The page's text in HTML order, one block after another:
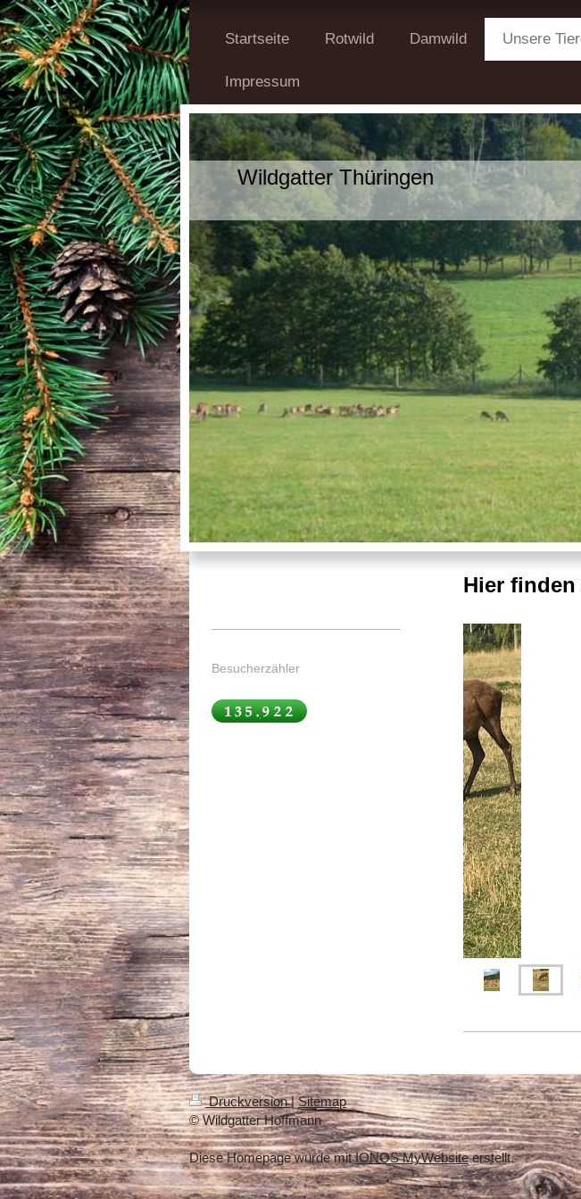
Startseite Rotwild Damwild Unsere
Impressum
Wildgatter
Hier
Besucherzähler
Druckversion| Sitemap
© Wildgatter Hoffmann
Diese Homepage wurde mitIONOS MyWebsiteerstellt.